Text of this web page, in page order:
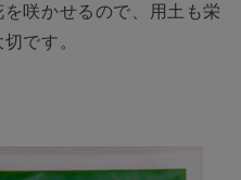
咲かせるので、用土も栄
です。